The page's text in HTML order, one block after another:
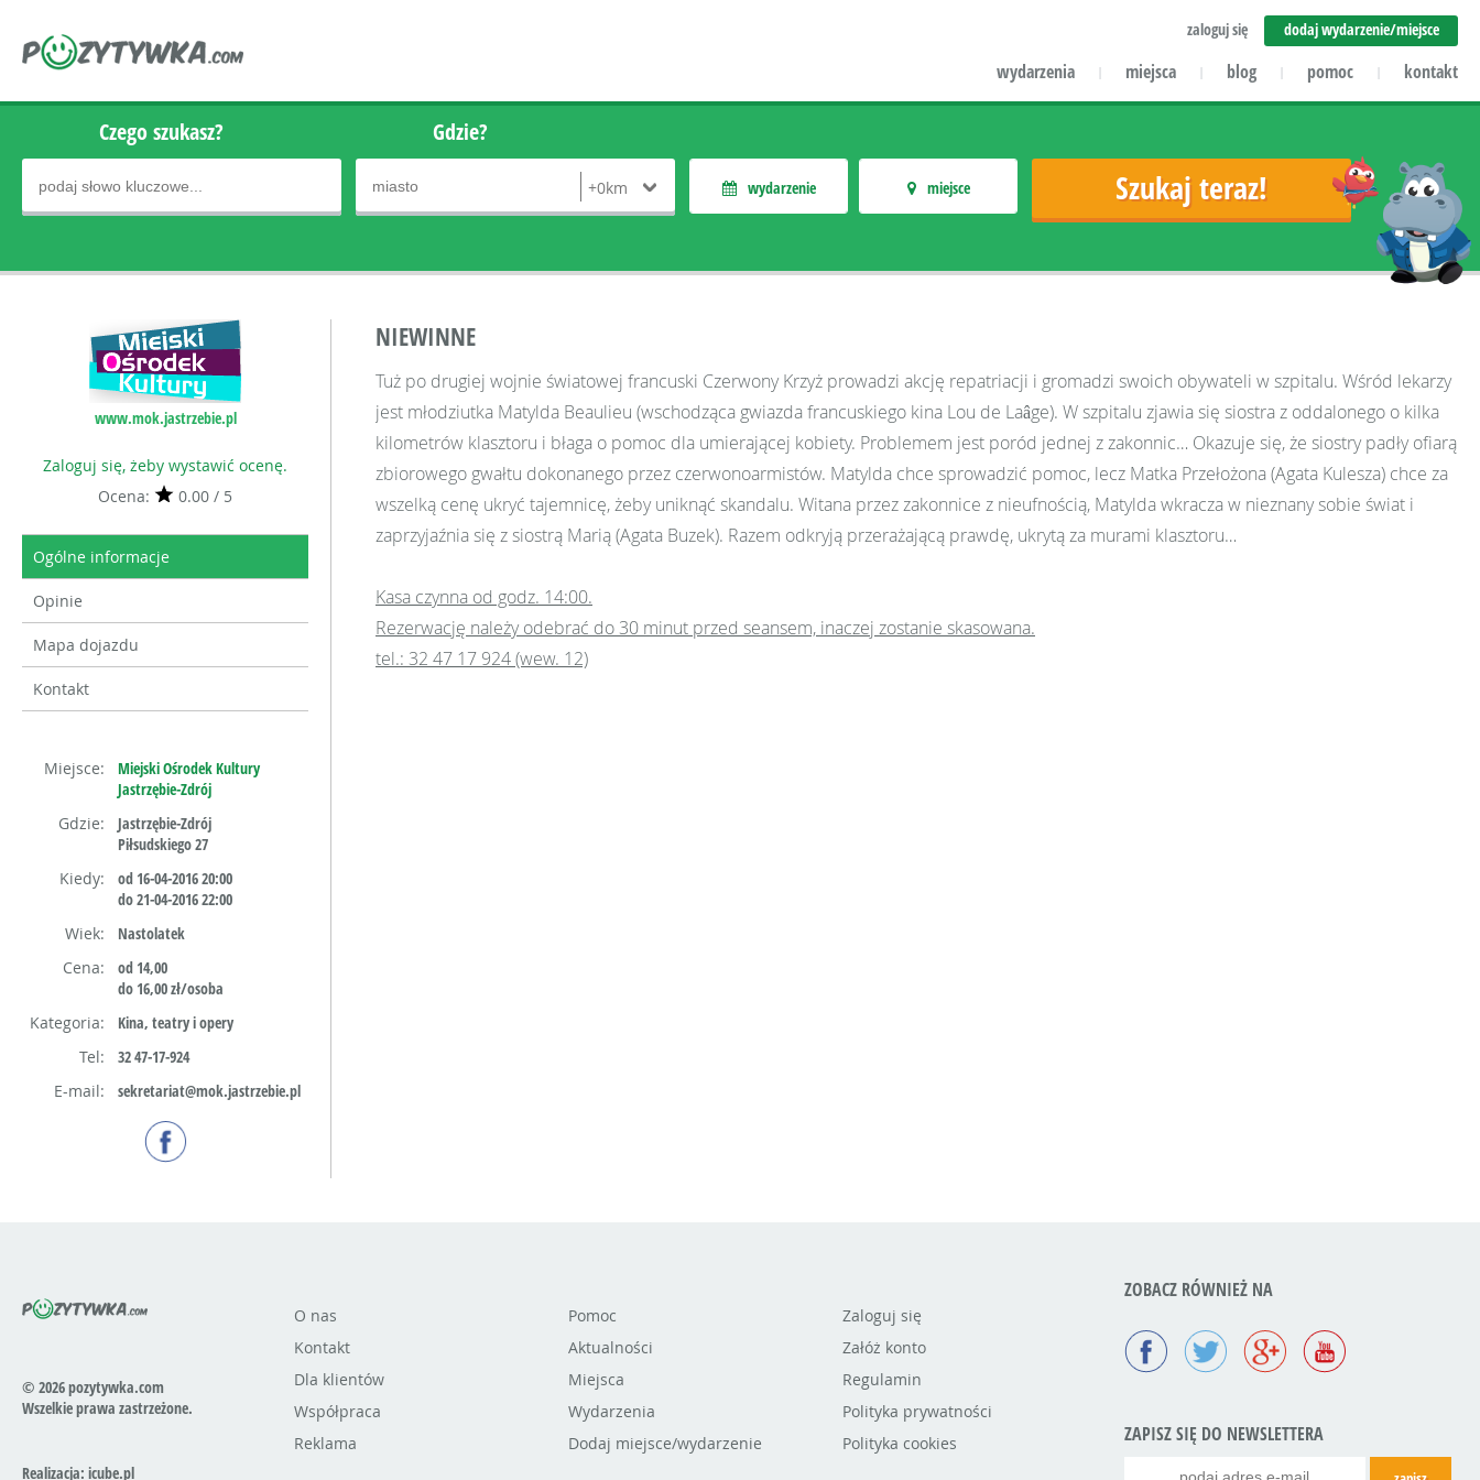
zaloguj się dodaj wydarzenie/miejsce
wydarzenia | miejsca | blog | pomoc | kontakt
Czego szukasz? Gdzie?
wydarzenie miejsce
www.mok.jastrzebie.pl
Zaloguj się, żeby wystawić ocenę.
Ocena:
0.00 / 5
Ogólne informacje
Opinie
Mapa dojazdu
Kontakt
Miejsce:
Miejski Ośrodek Kultury
Jastrzębie-Zdrój
Gdzie:
Jastrzębie-Zdrój
Piłsudskiego 27
Kiedy:
od 16-04-2016 20:00
do 21-04-2016 22:00
Wiek:
Nastolatek
Cena:
od 14,00
do 16,00 zł/osoba
Kategoria:
Kina, teatry i opery
Tel:
32 47-17-924
E-mail:
sekretariat@mok.jastrzebie.pl
NIEWINNE
Tuż po drugiej wojnie światowej francuski Czerwony Krzyż prowadzi akcję repatriacji i gromadzi swoich obywateli w szpitalu. Wśród lekarzy
jest młodziutka Matylda Beaulieu (wschodząca gwiazda francuskiego kina Lou de Laâge). W szpitalu zjawia się siostra z oddalonego o kilka
kilometrów klasztoru i błaga o pomoc dla umierającej kobiety. Problemem jest poród jednej z zakonnic… Okazuje się, że siostry padły ofiarą
zbiorowego gwałtu dokonanego przez czerwonoarmistów. Matylda chce sprowadzić pomoc, lecz Matka Przełożona (Agata Kulesza) chce za
wszelką cenę ukryć tajemnicę, żeby uniknąć skandalu. Witana przez zakonnice z nieufnością, Matylda wkracza w nieznany sobie świat i
zaprzyjaźnia się z siostrą Marią (Agata Buzek). Razem odkryją przerażającą prawdę, ukrytą za murami klasztoru…
Kasa czynna od godz. 14:00.
Rezerwację należy odebrać do 30 minut przed seansem, inaczej zostanie skasowana.
tel.: 32 47 17 924 (wew. 12)
© 2026 pozytywka.com
Wszelkie prawa zastrzeżone.
Realizacja: icube.pl
O nas
Kontakt
Dla klientów
Współpraca
Reklama
Pomoc
Aktualności
Miejsca
Wydarzenia
Dodaj miejsce/wydarzenie
Zaloguj się
Załóż konto
Regulamin
Polityka prywatności
Polityka cookies
ZOBACZ RÓWNIEŻ NA
ZAPISZ SIĘ DO NEWSLETTERA